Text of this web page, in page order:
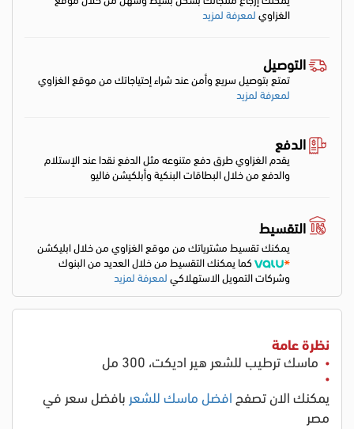
الغزاويلمعرفة لمزيد
التوصيل
تمتع بتوصيل سريع وأمن عند شراء إحتياجاتك من موقع الغزاوي
لمعرفة لمزيد
الدفع
يقدم الغزاوي طرق دفع متنوعه مثل الدفع نقدا عند الإستلام
والدفع من خلال البطاقات البنكية وأبلكيشن فاليو
التقسيط
يمكنك تقسيط مشترياتك من موقع الغزاوي من خلال ابليكشن
كما يمكنك التقسيط من خلال العديد من البنوك
وشركات التمويل الاستهلاكيلمعرفة لمزيد
نظرة عامة
ماسك ترطيب للشعر هير اديكت، 300 مل
يمكنك الان تصفح افضل ماسك للشعر بافضل سعر في
مصر